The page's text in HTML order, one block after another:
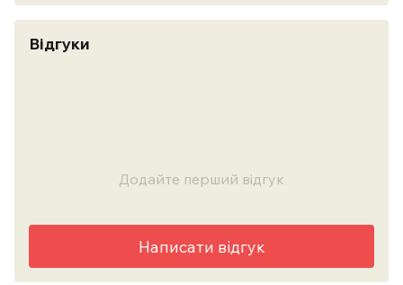
Відгуки
Додайте перший відгук
Написати відгук